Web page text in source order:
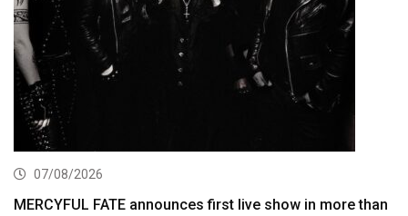
07/08/2026
MERCYFUL FATE announces first live show in more than